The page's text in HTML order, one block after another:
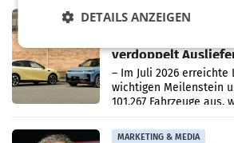
Bundeskartellanwalt
MOBILITY BUSINESS
verdoppelt
überschreitet die
– Im Juli 2026 erreichte
wichtigen Meilenstein
101.267 Fahrzeuge aus,
Ergebnis gegenüber
verdoppelte (+102
MARKETING & MEDIA
DETAILS ANZEIGEN